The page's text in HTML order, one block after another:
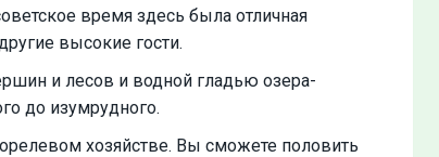
время здесь была отличная
высокие гости.
и лесов и водной гладью озера-
до изумрудного.
хозяйстве. Вы сможете половить